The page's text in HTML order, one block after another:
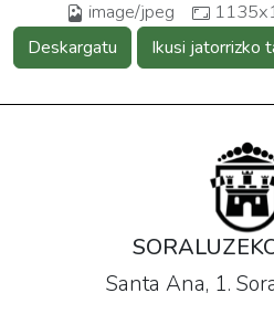
image/jpeg
Deskargatu Ikusi jatorrizko
Santa Ana, 1.